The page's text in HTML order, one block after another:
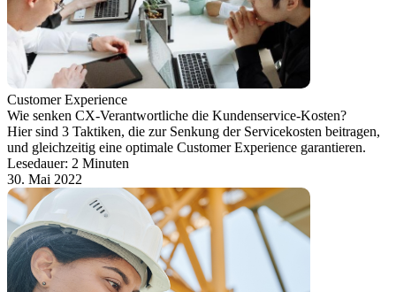
Customer Experience
Wie senken CX-Verantwortliche die Kundenservice-Kosten?
Hier sind 3 Taktiken, die zur Senkung der Servicekosten beitragen,
und gleichzeitig eine optimale Customer Experience garantieren.
Lesedauer: 2 Minuten
30. Mai 2022